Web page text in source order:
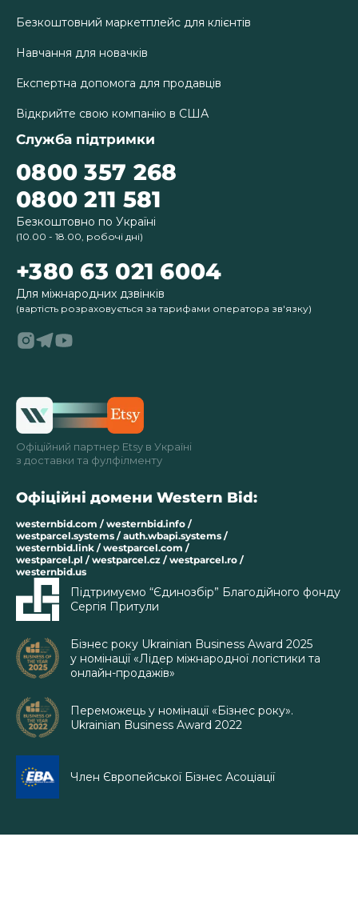
Безкоштовний маркетплейс для клієнтів
Навчання для новачків
Експертна допомога для продавців
Відкрийте свою компанію в США
Служба підтримки
0800 357 268
0800 211 581
Безкоштовно по Україні
(10.00 - 18.00, робочі дні)
+380 63 021 6004
Для міжнародних дзвінків
(вартість розраховується за тарифами оператора зв'язку)
Офіційний партнер Etsy в Україні
з доставки та фулфілменту
Офіційні домени Western Bid:
westernbid.com / westernbid.info /
westparcel.systems / auth.wbapi.systems /
westernbid.link / westparcel.com /
westparcel.pl / westparcel.cz / westparcel.ro /
westernbid.us
Підтримуємо “Єдинозбір” Благодійного фонду
Сергія Притули
Бізнес року Ukrainian Business Award 2025
у номінації «Лідер міжнародної логістики та
онлайн-продажів»
Переможець у номінації «Бізнес року».
Ukrainian Business Award 2022
Член Європейської Бізнес Асоціації